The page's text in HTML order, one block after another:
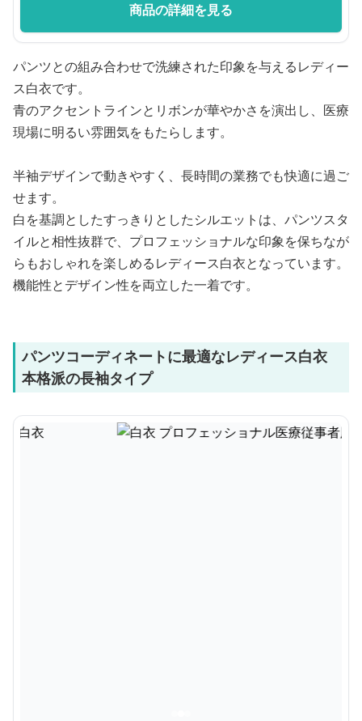
商品の詳細を見る
パンツとの組み合わせで洗練された印象を与えるレディー
ス白衣です。
青のアクセントラインとリボンが華やかさを演出し、医療
現場に明るい雰囲気をもたらします。
半袖デザインで動きやすく、長時間の業務でも快適に過ご
せます。
白を基調としたすっきりとしたシルエットは、パンツスタ
イルと相性抜群で、プロフェッショナルな印象を保ちなが
らもおしゃれを楽しめるレディース白衣となっています。
機能性とデザイン性を両立した一着です。
パンツコーディネートに最適なレディース白衣
本格派の長袖タイプ